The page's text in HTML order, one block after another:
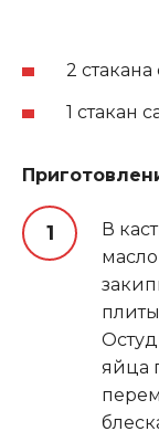
2
1 стакан
В
яйца